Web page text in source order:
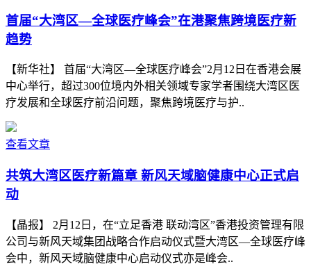
首届“大湾区—全球医疗峰会”在港聚焦跨境医疗新
趋势
【新华社】 首届“大湾区—全球医疗峰会”2月12日在香港会展
中心举行，超过300位境内外相关领域专家学者围绕大湾区医
疗发展和全球医疗前沿问题，聚焦跨境医疗与护..
查看文章
共筑大湾区医疗新篇章 新风天域脑健康中心正式启
动
【晶报】 2月12日，在“立足香港 联动湾区”香港投资管理有限
公司与新风天域集团战略合作启动仪式暨大湾区—全球医疗峰
会中，新风天域脑健康中心启动仪式亦是峰会..